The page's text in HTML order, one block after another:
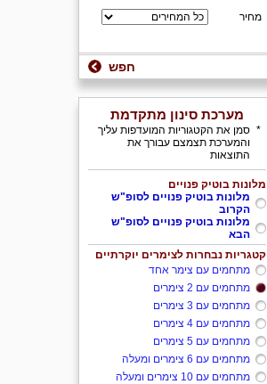
מחיר
חפש
מערכת סינון מתקדמת
* סמן את הקטגוריות המועדפות עליך
והמערכת תצמצם עבורך את
התוצאות
מלונות בוטיק פנויים
מלונות בוטיק פנויים לסופ"ש
הקרוב
מלונות בוטיק פנויים לסופ"ש
הבא
קטגריות נבחרות לצימרים יוקרתיים
מתחמים עם צימר אחד
מתחמים עם 2 צימרים
מתחמים עם 3 צימרים
מתחמים עם 4 צימרים
מתחמים עם 5 צימרים
מתחמים עם 6 צימרים ומעלה
מתחמים עם 10 צימרים ומעלה